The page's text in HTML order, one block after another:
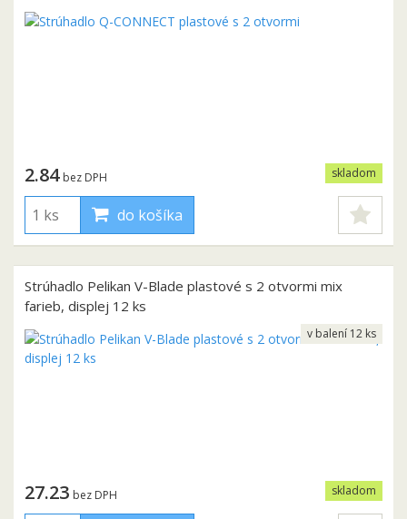
skladom
2.84 bez DPH
do košíka
Strúhadlo Pelikan V-Blade plastové s 2 otvormi mix
farieb, displej 12 ks
skladom
27.23 bez DPH
v balení 12 ks